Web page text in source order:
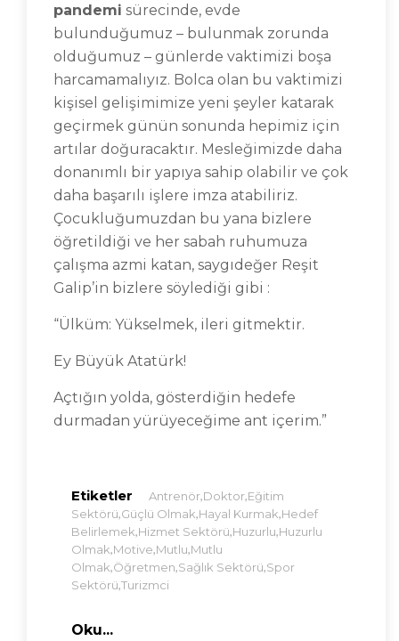
pandemi sürecinde, evde
bulunduğumuz – bulunmak zorunda
olduğumuz – günlerde vaktimizi boşa
harcamamalıyız. Bolca olan bu vaktimizi
kişisel gelişimimize yeni şeyler katarak
geçirmek günün sonunda hepimiz için
artılar doğuracaktır. Mesleğimizde daha
donanımlı bir yapıya sahip olabilir ve çok
daha başarılı işlere imza atabiliriz.
Çocukluğumuzdan bu yana bizlere
öğretildiği ve her sabah ruhumuza
çalışma azmi katan, saygıdeğer Reşit
Galip’in bizlere söylediği gibi :
“Ülküm: Yükselmek, ileri gitmektir.
Ey Büyük Atatürk!
Açtığın yolda, gösterdiğin hedefe
durmadan yürüyeceğime ant içerim.”
Etiketler Antrenör,Doktor,Eğitim
Sektörü,Güçlü Olmak,Hayal Kurmak,Hedef
Belirlemek,Hizmet Sektörü,Huzurlu,Huzurlu
Olmak,Motive,Mutlu,Mutlu
Olmak,Öğretmen,Sağlık Sektörü,Spor
Sektörü,Turizmci
Oku...